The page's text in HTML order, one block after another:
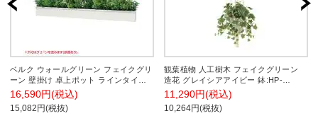
ベルク ウォールグリーン フェイクグリ
ーン 壁掛け 卓上ポット ラインタイプ
アイボリー 人工 造花 GR4340 幅610×
奥行200×高さ200mm
16,590円(税込)
15,082円(税抜)
観葉植物 人工樹木 フェイクグリーン
造花 グレイシアアイビー 鉢:HP-
15(WH) ハンギング植栽 ハンギングポ
ット 吊り下げポット 高さ750mm
11,290円(税込)
10,264円(税抜)